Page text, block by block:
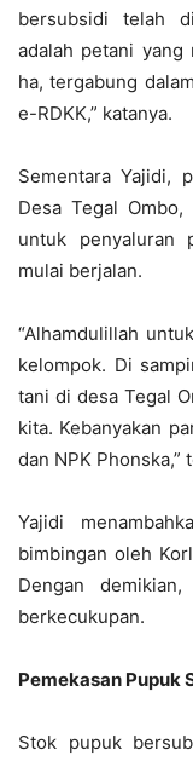
bersubsidi telah
adalah petani yang
ha, tergabung
e-RDKK,” katanya.
Sementara Yajidi,
Desa Tegal Ombo,
untuk penyaluran
mulai berjalan.
“Alhamdulillah
kelompok. Di
tani di desa Tegal
kita. Kebanyakan
dan NPK Phonska,”
Yajidi
bimbingan oleh
Dengan
berkecukupan.
Pemekasan Pupuk
Stok pupuk